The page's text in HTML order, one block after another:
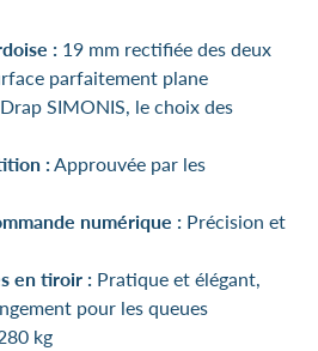
: 19 mm rectifiée des deux
parfaitement plane
Drap SIMONIS, le choix des
:Approuvée par les
numérique : Précision et
en tiroir : Pratique et élégant,
pour les queues
kg